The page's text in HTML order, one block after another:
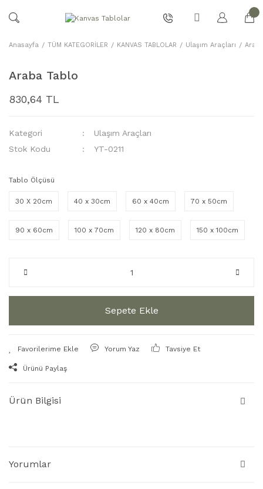
Anasayfa TÜM KATEGORİLER KANVAS TABLOLAR Ulaşım Araçları
Araba Tablo
830,64 TL
Kategori
Ulaşım Araçları
Stok Kodu
YT-0211
Tablo Ölçüsü
30 X 20cm 40 x 30cm 60 x 40cm 70 x 50cm
90 x 60cm 100 x 70cm 120 x 80cm 150 x 100cm
Sepete Ekle
Yorum Yaz Tavsiye Et
Ürünü Paylaş
Ürün Bilgisi
Yorumlar